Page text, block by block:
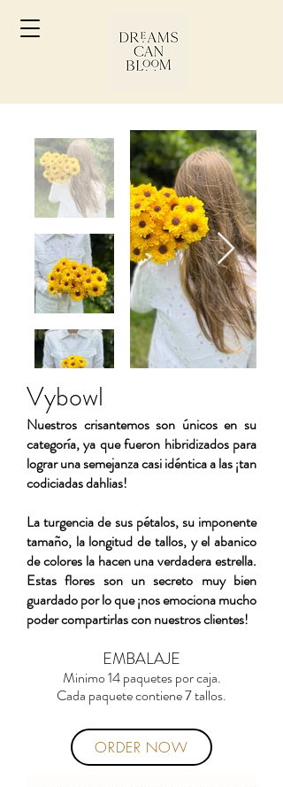
Vybowl
Nuestros crisantemos son únicos en su
categoría, ya que fueron hibridizados para
lograr una semejanza casi idéntica a las ¡tan
codiciadas dahlias!
La turgencia de sus pétalos, su imponente
tamaño, la longitud de tallos, y el abanico
de colores la hacen una verdadera estrella.
Estas flores son un secreto muy bien
guardado por lo que ¡nos emociona mucho
poder compartirlas con nuestros clientes!
EMBALAJE
Minimo 14 paquetes por caja.
Cada paquete contiene 7 tallos.
ORDER NOW